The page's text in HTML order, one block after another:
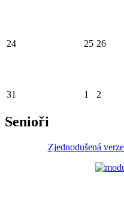
24 25 26
31 1 2
Senioři
Zjednodušená